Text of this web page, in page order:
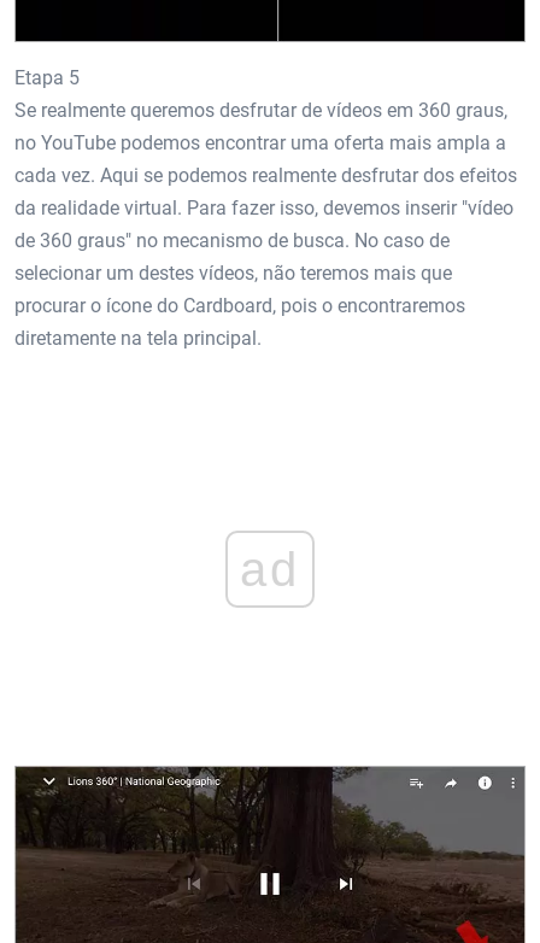
Etapa 5
Se realmente queremos desfrutar de vídeos em 360 graus,
no YouTube podemos encontrar uma oferta mais ampla a
cada vez. Aqui se podemos realmente desfrutar dos efeitos
da realidade virtual. Para fazer isso, devemos inserir "vídeo
de 360 ​​graus" no mecanismo de busca. No caso de
selecionar um destes vídeos, não teremos mais que
procurar o ícone do Cardboard, pois o encontraremos
diretamente na tela principal.
ad